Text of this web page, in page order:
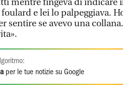
e lei lo palpeggiava.
sentire se avevo una
per le tue notizie su Google